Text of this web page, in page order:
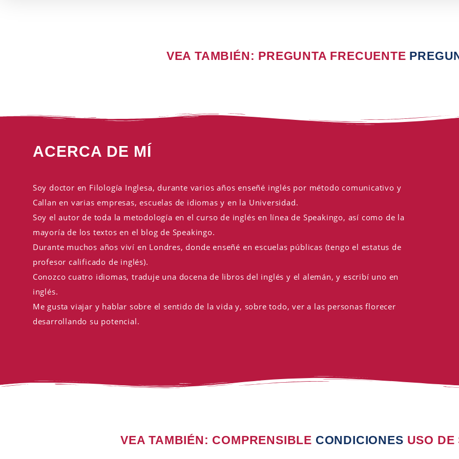
VEA TAMBIÉN: PREGUNTA FRECUENTE
ACERCA DE MÍ
Soy doctor en Filología Inglesa, durante varios años enseñé inglés por método comunicativo y
Callan en varias empresas, escuelas de idiomas y en la Universidad.
Soy el autor de toda la metodología en el curso de inglés en línea de Speakingo, así como de la
mayoría de los textos en el blog de Speakingo.
Durante muchos años viví en Londres, donde enseñé en escuelas públicas (tengo el estatus de
profesor calificado de inglés).
Conozco cuatro idiomas, traduje una docena de libros del inglés y el alemán, y escribí uno en
inglés.
Me gusta viajar y hablar sobre el sentido de la vida y, sobre todo, ver a las personas florecer
desarrollando su potencial.
VEA TAMBIÉN: COMPRENSIBLE CONDICIONES USO DE